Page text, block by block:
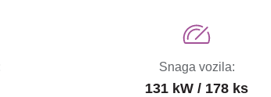
Snaga vozila:
131 kW / 178 ks